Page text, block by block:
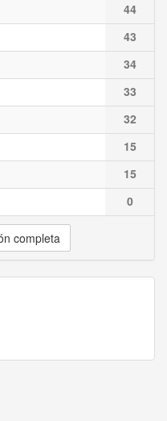
44
43
34
33
32
15
15
0
completa